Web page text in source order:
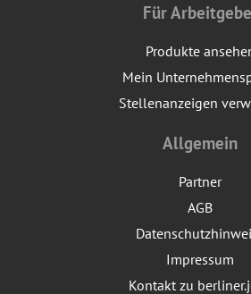
Für
Produkte
Mein
Stellenanzeigen
Allgemein
Partner
AGB
Impressum
Kontakt zu